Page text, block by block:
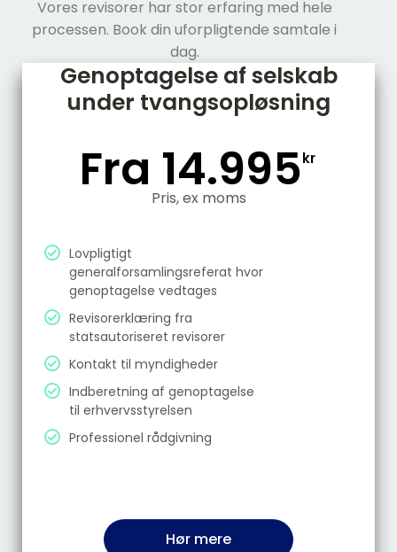
Vores revisorer har stor erfaring med hele
processen. Book din uforpligtende samtale i
dag.​
Genoptagelse af selskab
under tvangsopløsning
Fra 14.995kr
Pris, ex moms
Lovpligtigt
generalforsamlingsreferat hvor
genoptagelse vedtages
Revisorerklæring fra
statsautoriseret revisorer
Kontakt til myndigheder
Indberetning af genoptagelse
til erhvervsstyrelsen
Professionel rådgivning
Hør mere